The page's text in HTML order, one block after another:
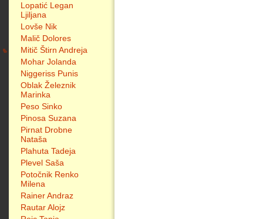
Lopatić Legan
Ljiljana
Lovše Nik
Malič Dolores
Mitič Štirn Andreja
Mohar Jolanda
Niggeriss Punis
Oblak Železnik
Marinka
Peso Sinko
Pinosa Suzana
Pirnat Drobne
Nataša
Plahuta Tadeja
Plevel Saša
Potočnik Renko
Milena
Rainer Andraz
Rautar Alojz